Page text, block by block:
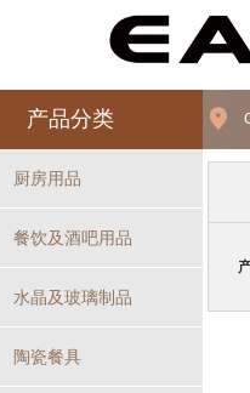
产品分类
厨房用品
餐饮及酒吧用品
水晶及玻璃制品
陶瓷餐具